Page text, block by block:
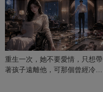
重生一次，她不要愛情，只想帶
著孩子遠離他，可那個曾經冷漠